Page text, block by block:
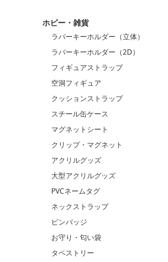
ホビー・雑貨
ラバーキーホルダー（立体）
ラバーキーホルダー（2D）
フィギュアストラップ
空洞フィギュア
クッションストラップ
スチール缶ケース
マグネットシート
クリップ・マグネット
アクリルグッズ
大型アクリルグッズ
PVCネームタグ
ネックストラップ
ピンバッジ
お守り・匂い袋
タペストリー